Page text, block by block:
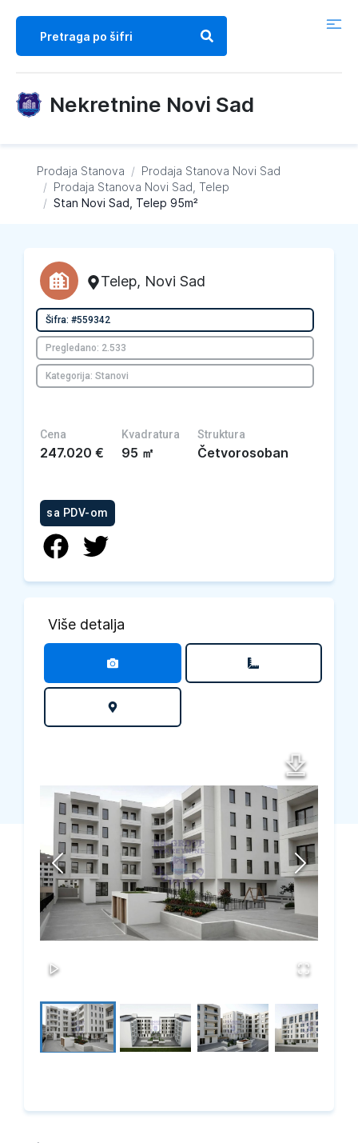
Nekretnine Novi Sad
Prodaja Stanova / Prodaja Stanova Novi Sad
/ Prodaja Stanova Novi Sad, Telep
/ Stan Novi Sad, Telep 95m²
Telep, Novi Sad
Šifra: #559342
Pregledano: 2.533
Kategorija: Stanovi
Cena
247.020 €
Kvadratura
95 ㎡
Struktura
Četvorosoban
sa PDV-om
Više detalja